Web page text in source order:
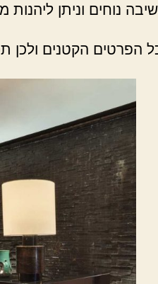
נוחים וניתן
הפרטים הקטנים ולכן